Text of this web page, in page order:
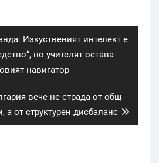
Изкуственият интелект е
но учителят остава
навигатор
вече не страда от общ
а от структурен дисбаланс